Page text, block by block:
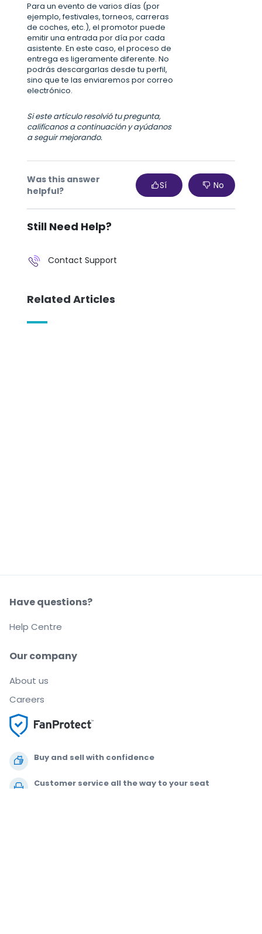
Para un evento de varios días (por
ejemplo, festivales, torneos, carreras
de coches, etc.), el promotor puede
emitir una entrada por día por cada
asistente. En este caso, el proceso de
entrega es ligeramente diferente. No
podrás descargarlas desde tu perfil,
sino que te las enviaremos por correo
electrónico.
Si este artículo resolvió tu pregunta,
califícanos a continuación y ayúdanos
a seguir mejorando.
Was this answer
helpful?
Sí No
Still Need Help?
Contact Support
Related Articles
Buy and sell with confidence
Customer service all the way to your seat
Our company
About us
Careers
Have questions?
Help Centre